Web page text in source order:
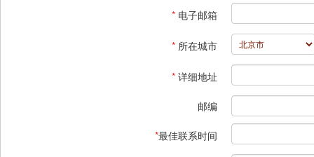
* 电子邮箱
* 所在城市
* 详细地址
邮编
*最佳联系时间